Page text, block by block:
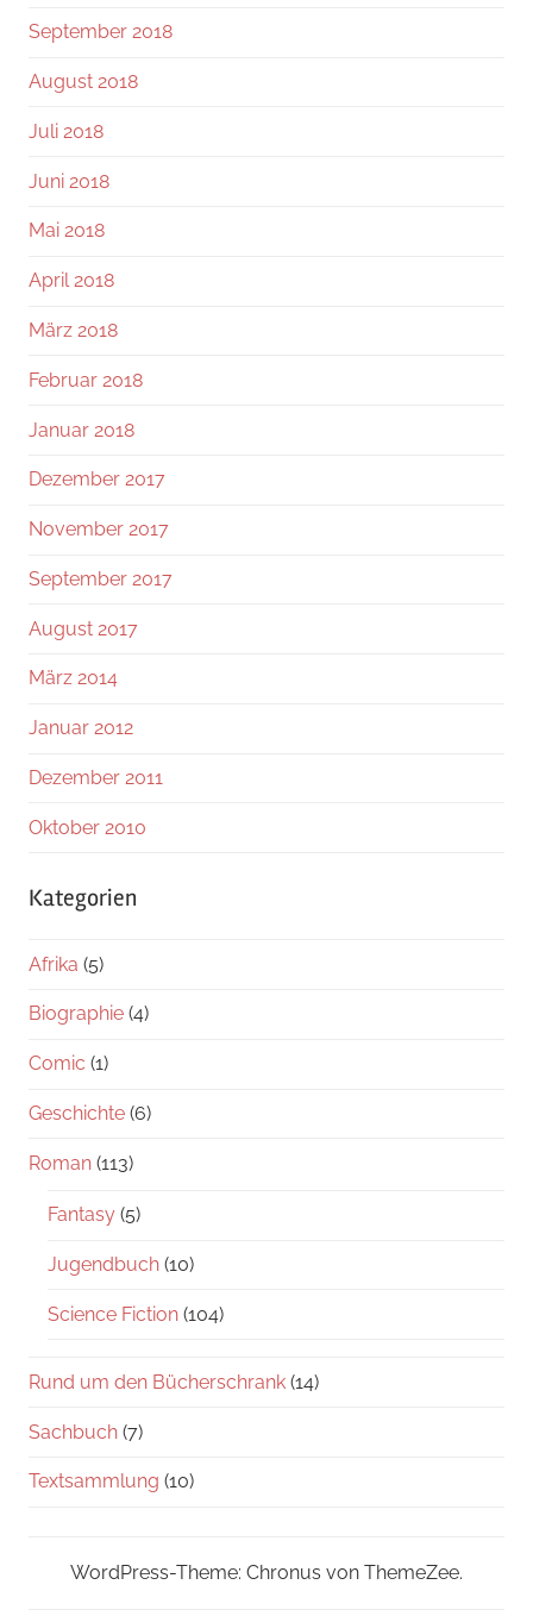
September 2018
August 2018
Juli 2018
Juni 2018
Mai 2018
April 2018
März 2018
Februar 2018
Januar 2018
Dezember 2017
November 2017
September 2017
August 2017
März 2014
Januar 2012
Dezember 2011
Oktober 2010
Kategorien
Afrika (5)
Biographie (4)
Comic (1)
Geschichte (6)
Roman (113)
Fantasy (5)
Jugendbuch (10)
Science Fiction (104)
Rund um den Bücherschrank (14)
Sachbuch (7)
Textsammlung (10)
WordPress-Theme: Chronus von ThemeZee.